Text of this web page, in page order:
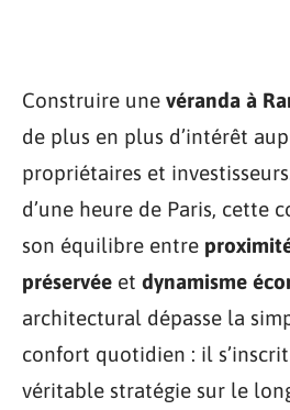
Construire une véranda à
de plus en plus d’intérêt
propriétaires et
d’une heure de Paris, cette
son équilibre entre
préservée et dynamisme
architectural dépasse la
confort quotidien : il
véritable stratégie sur le